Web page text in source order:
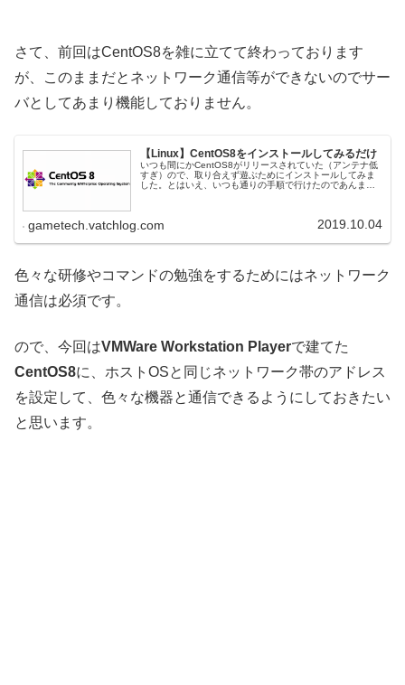
さて、前回はCentOS8を雑に立てて終わっております
が、このままだとネットワーク通信等ができないのでサー
バとしてあまり機能しておりません。
【Linux】CentOS8をインストールしてみるだけ
いつも間にかCentOS8がリリースされていた（アンテナ低
すぎ）ので、取り合えず遊ぶためにインストールしてみま
した。とはいえ、いつも通りの手順で行けたのであんまり
gametech.vatchlog.com 2019.10.04
色々な研修やコマンドの勉強をするためにはネットワーク
通信は必須です。
ので、今回はVMWare Workstation Playerで建てた
CentOS8に、ホストOSと同じネットワーク帯のアドレス
を設定して、色々な機器と通信できるようにしておきたい
と思います。